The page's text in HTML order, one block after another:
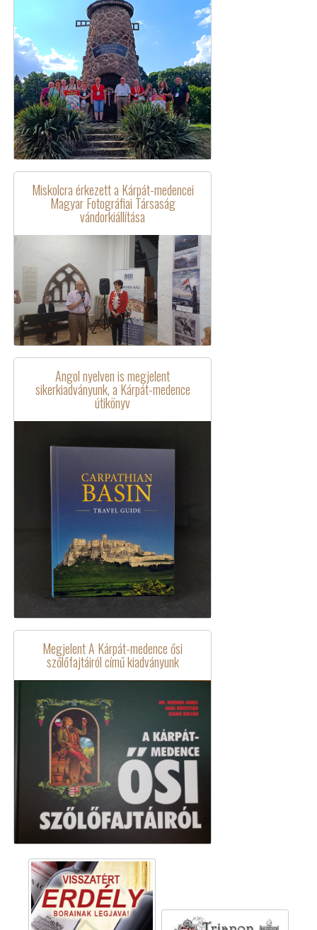
Miskolcra érkezett a Kárpát-medencei
Magyar Fotográfiai Társaság
vándorkiállítása
Angol nyelven is megjelent
sikerkiadványunk, a Kárpát-medence
útikönyv
Megjelent A Kárpát-medence ősi
szőlőfajtáiról című kiadványunk